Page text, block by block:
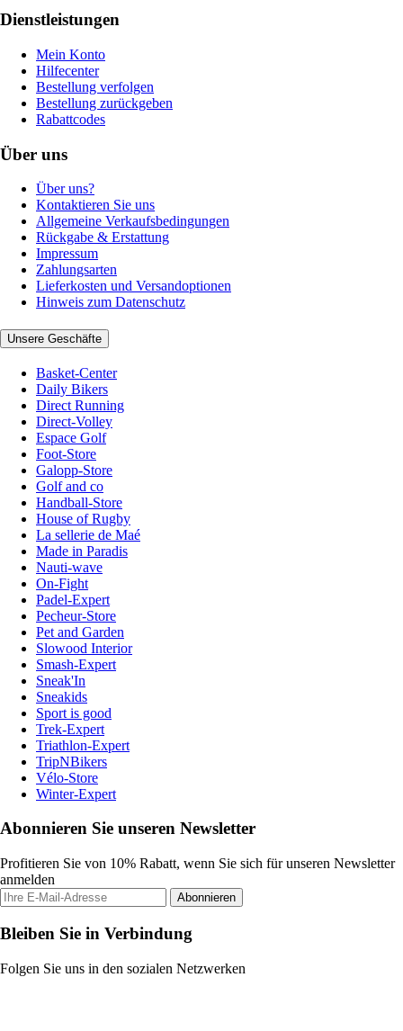
Dienstleistungen
Mein Konto
Hilfecenter
Bestellung verfolgen
Bestellung zurückgeben
Rabattcodes
Über uns
Über uns?
Kontaktieren Sie uns
Allgemeine Verkaufsbedingungen
Rückgabe & Erstattung
Impressum
Zahlungsarten
Lieferkosten und Versandoptionen
Hinweis zum Datenschutz
Unsere Geschäfte
Basket-Center
Daily Bikers
Direct Running
Direct-Volley
Espace Golf
Foot-Store
Galopp-Store
Golf and co
Handball-Store
House of Rugby
La sellerie de Maé
Made in Paradis
Nauti-wave
On-Fight
Padel-Expert
Pecheur-Store
Pet and Garden
Slowood Interior
Smash-Expert
Sneak'In
Sneakids
Sport is good
Trek-Expert
Triathlon-Expert
TripNBikers
Vélo-Store
Winter-Expert
Abonnieren Sie unseren Newsletter
Profitieren Sie von 10% Rabatt, wenn Sie sich für unseren Newsletter
anmelden
Abonnieren
Bleiben Sie in Verbindung
Folgen Sie uns in den sozialen Netzwerken